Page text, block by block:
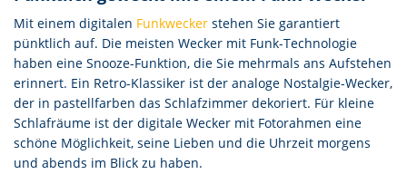
Mit einem digitalen Funkwecker stehen Sie garantiert
pünktlich auf. Die meisten Wecker mit Funk-Technologie
haben eine Snooze-Funktion, die Sie mehrmals ans Aufstehen
erinnert. Ein Retro-Klassiker ist der analoge Nostalgie-Wecker,
der in pastellfarben das Schlafzimmer dekoriert. Für kleine
Schlafräume ist der digitale Wecker mit Fotorahmen eine
schöne Möglichkeit, seine Lieben und die Uhrzeit morgens
und abends im Blick zu haben.